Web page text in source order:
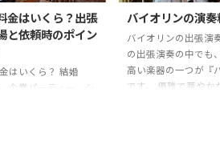
金はいくら？出張
と依頼時のポイン
はいくら？ 結婚
企業パーティー、シ
バイオリンの演奏
バイオリンの出張演
の出張演奏の中でも
高い楽器の一つが『
です。 優雅で華やか